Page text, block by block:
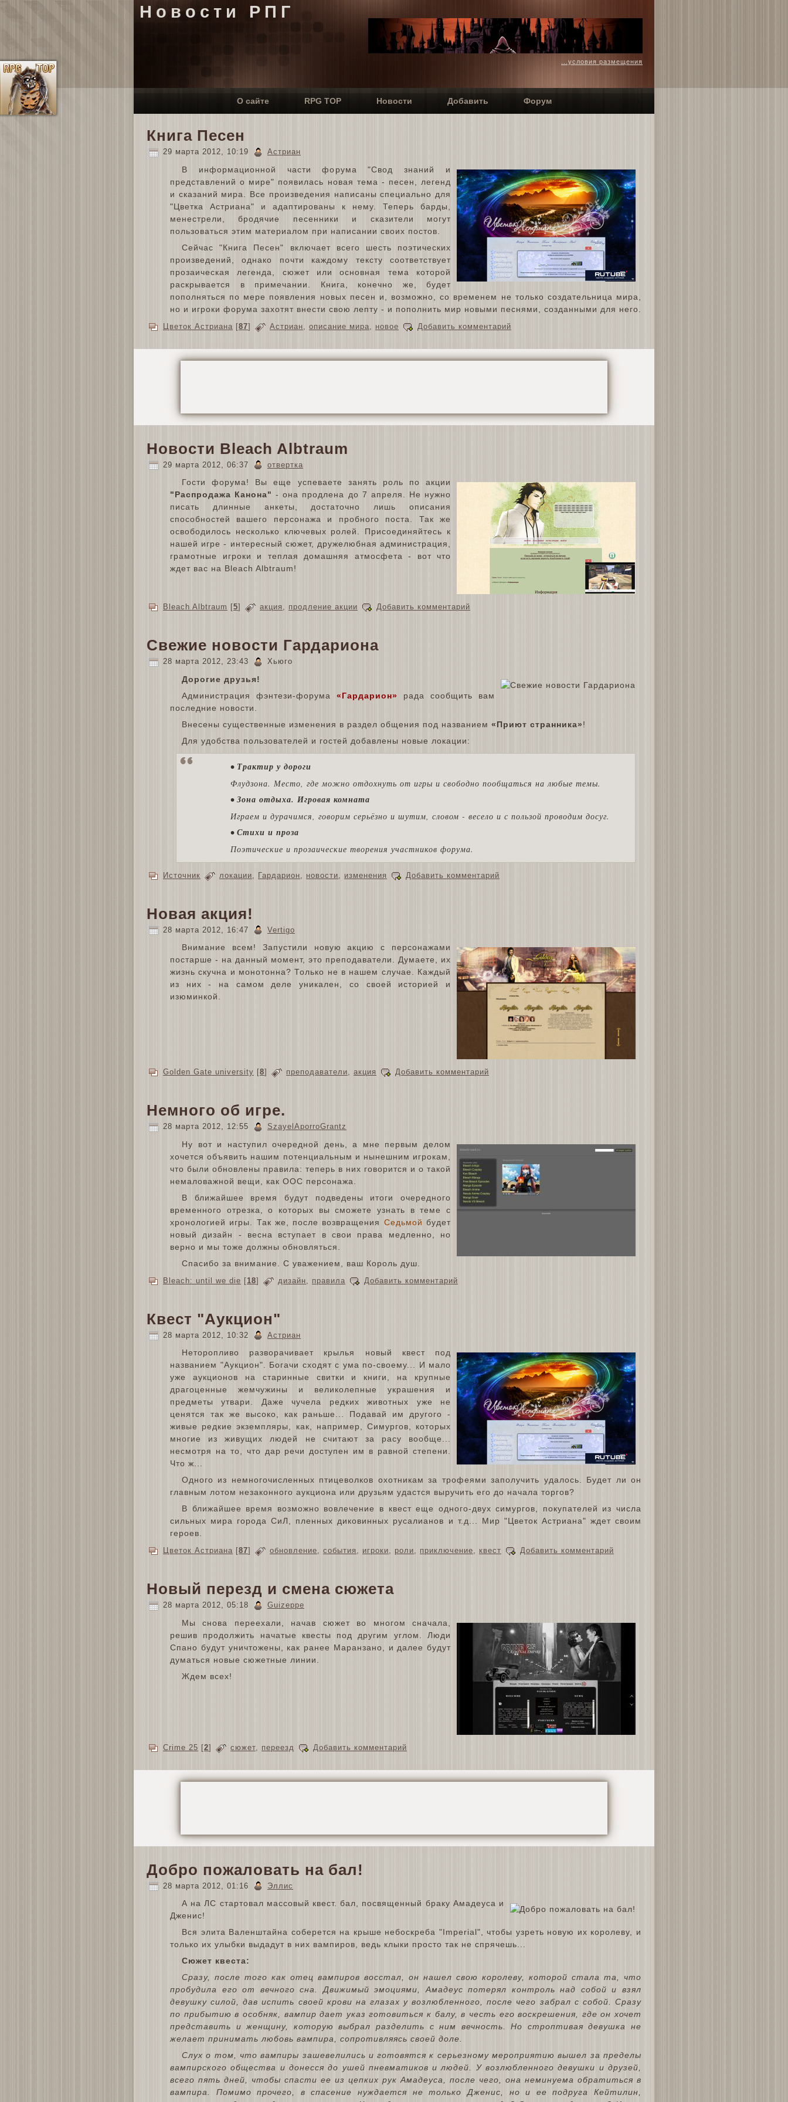
Новости РПГ
...условия размещения
О сайте RPG TOP Новости Добавить Форум
Книга Песен
29 марта 2012, 10:19 Астриан
В информационной части форума "Свод знаний и
представлений о мире" появилась новая тема - песен, легенд
и сказаний мира. Все произведения написаны специально для
"Цветка Астриана" и адаптированы к нему. Теперь барды,
менестрели, бродячие песенники и сказители могут
пользоваться этим материалом при написании своих постов.
Сейчас "Книга Песен" включает всего шесть поэтических
произведений, однако почти каждому тексту соответствует
прозаическая легенда, сюжет или основная тема которой
раскрывается в примечании. Книга, конечно же, будет
пополняться по мере появления новых песен и, возможно, со временем не только создательница мира,
но и игроки форума захотят внести свою лепту - и пополнить мир новыми песнями, созданными для него.
Цветок Астриана [87] Астриан описание мира новое Добавить комментарий
Новости Bleach Albtraum
29 марта 2012, 06:37 отвертка
Гости форума! Вы еще успеваете занять роль по акции
"Распродажа Канона" - она продлена до 7 апреля. Не нужно
писать длинные анкеты, достаточно лишь описания
способностей вашего персонажа и пробного поста. Так же
освободилось несколько ключевых ролей. Присоединяйтесь к
нашей игре - интересный сюжет, дружелюбная администрация,
грамотные игроки и теплая домашняя атмосфета - вот что
ждет вас на Bleach Albtraum!
Bleach Albtraum [5] акция , продление акции Добавить комментарий
Свежие новости Гардариона
28 марта 2012, 23:43 Хьюго
Дорогие друзья!
Администрация фэнтези-форума «Гардарион» рада сообщить вам
последние новости.
Внесены существенные изменения в раздел общения под названием «Приют странника»!
Для удобства пользователей и гостей добавлены новые локации:
• Трактир у дороги
Флудзона. Место, где можно отдохнуть от игры и свободно пообщаться на любые темы.
• Зона отдыха. Игровая комната
Играем и дурачимся, говорим серьёзно и шутим, словом - весело и с пользой проводим досуг.
• Стихи и проза
Поэтические и прозаические творения участников форума.
Источник локации Гардарион новости изменения Добавить комментарий
Новая акция!
28 марта 2012, 16:47 Vertigo
Внимание всем! Запустили новую акцию с персонажами
постарше - на данный момент, это преподаватели. Думаете, их
жизнь скучна и монотонна? Только не в нашем случае. Каждый
из них - на самом деле уникален, со своей историей и
изюминкой.
Golden Gate university [8] преподаватели, акция Добавить комментарий
Немного об игре.
28 марта 2012, 12:55 SzayelAporroGrantz
Ну вот и наступил очередной день, а мне первым делом
хочется объявить нашим потенциальным и нынешним игрокам,
что были обновлены правила: теперь в них говорится и о такой
немаловажной вещи, как ООС персонажа.
В ближайшее время будут подведены итоги очередного
временного отрезка, о которых вы сможете узнать в теме с
хронологией игры. Так же, после возвращения Седьмой будет
новый дизайн - весна вступает в свои права медленно, но
верно и мы тоже должны обновляться.
Спасибо за внимание. С уважением, ваш Король душ.
Bleach: until we die [18] дизайн правила Добавить комментарий
Квест "Аукцион"
28 марта 2012, 10:32 Астриан
Неторопливо разворачивает крылья новый квест под
названием "Аукцион". Богачи сходят с ума по-своему... И мало
уже аукционов на старинные свитки и книги, на крупные
драгоценные жемчужины и великолепные украшения и
предметы утвари. Даже чучела редких животных уже не
ценятся так же высоко, как раньше... Подавай им другого -
живые редкие экземпляры, как, например, Симургов, которых
многие из живущих людей не считают за расу вообще...
несмотря на то, что дар речи доступен им в равной степени.
Что ж...
Одного из немногочисленных птицеволков охотникам за трофеями заполучить удалось. Будет ли он
главным лотом незаконного аукциона или друзьям удастся выручить его до начала торгов?
В ближайшее время возможно вовлечение в квест еще одного-двух симургов, покупателей из числа
сильных мира города СиЛ, пленных диковинных русалианов и т.д... Мир "Цветок Астриана" ждет своим
героев.
Цветок Астриана [87] обновление, события , игроки, роли, приключение, квест Добавить комментарий
Новый перезд и смена сюжета
28 марта 2012, 05:18 Guizeppe
Мы снова переехали, начав сюжет во многом сначала,
решив продолжить начатые квесты под другим углом. Люди
Спано будут уничтожены, как ранее Маранзано, и далее будут
думаться новые сюжетные линии.
Ждем всех!
Crime 25 [2] сюжет переезд Добавить комментарий
Добро пожаловать на бал!
28 марта 2012, 01:16 Эллис
А на ЛС стартовал массовый квест. бал, посвященный браку Амадеуса и
Дженис!
Вся элита Валенштайна соберется на крыше небоскреба "Imperial", чтобы узреть новую их королеву, и
только их улыбки выдадут в них вампиров, ведь клыки просто так не спрячешь...
Сюжет квеста:
Сразу, после того как отец вампиров восстал, он нашел свою королеву, которой стала та, что
пробудила его от вечного сна. Движимый эмоциями, Амадеус потерял контроль над собой и взял
девушку силой, дав испить своей крови на глазах у возлюбленного, после чего забрал с собой. Сразу
по прибытию в особняк, вампир дает указ готовиться к балу, в честь его воскрешения, где он хочет
представить и женщину, которую выбрал разделить с ним вечность. Но строптивая девушка не
желает принимать любовь вампира, сопротивляясь своей доле.
Слух о том, что вампиры зашевелились и готовятся к серьезному мероприятию вышел за пределы
вампирского общества и донесся до ушей пневматиков и людей. У возлюбленного девушки и друзей,
всего пять дней, чтобы спасти ее из цепких рук Амадеуса, после чего, она неминуема обратиться в
вампира. Помимо прочего, в спасение нуждается не только Дженис, но и ее подруга Кейтилин,